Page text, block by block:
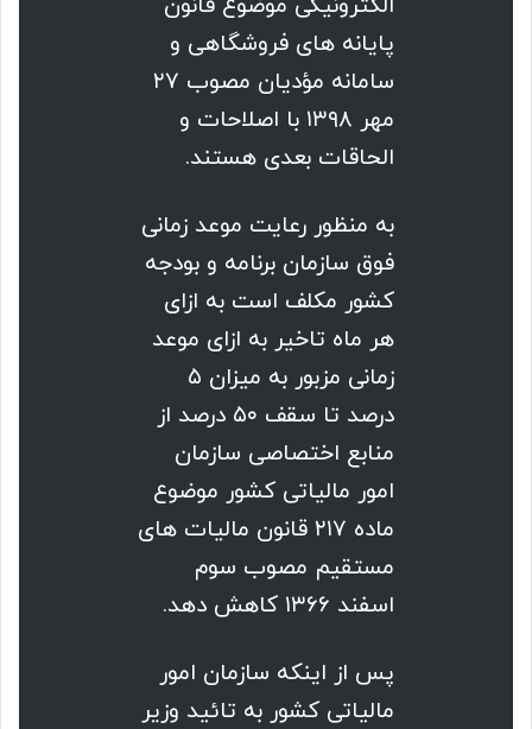
پایانه های فروشگاهی و
سامانه مؤدیان مصوب ۲۷
مهر ۱۳۹۸ با اصلاحات و
الحاقات بعدی هستند.
به منظور رعایت موعد زمانی
فوق سازمان برنامه و بودجه
کشور مکلف است به ازای
هر ماه تاخیر به ازای موعد
زمانی مزبور به میزان ۵
درصد تا سقف ۵۰ درصد از
منابع اختصاصی سازمان
امور مالیاتی کشور موضوع
ماده ۲۱۷ قانون مالیات های
مستقیم مصوب سوم
اسفند ۱۳۶۶ کاهش دهد.
پس از اینکه سازمان امور
مالیاتی کشور به تائید وزیر